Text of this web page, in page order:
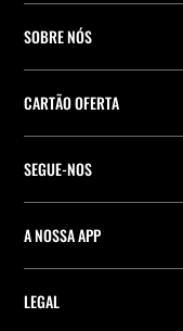
Localiza a tua encomenda
Localizador de pontos de
Preferências de cookies
SOBRE NÓS
Empresa
Company Profile
CARTÃO OFERTA
Compra de Cartão Presente
SEGUE-NOS
A NOSSA APP
LEGAL